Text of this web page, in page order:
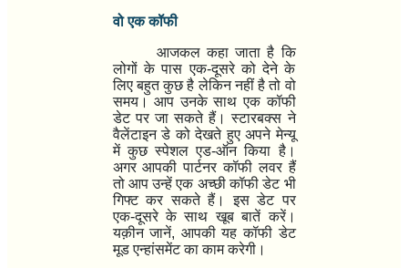
वो एक कॉफी
आजकल कहा जाता है कि
लोगों के पास एक-दूसरे को देने के
लिए बहुत कुछ है लेकिन नहीं है तो वो
समय। आप उनके साथ एक कॉफी
डेट पर जा सकते हैं। स्टारबक्स ने
वैलेंटाइन डे को देखते हुए अपने मेन्यू
में कुछ स्पेशल एड-ऑन किया है।
अगर आपकी पार्टनर कॉफी लवर हैं
तो आप उन्हें एक अच्छी कॉफी डेट भी
गिफ्ट कर सकते हैं। इस डेट पर
एक-दूसरे के साथ खूब बातें करें।
यक़ीन जानें, आपकी यह कॉफी डेट
मूड एन्हांसमेंट का काम करेगी।